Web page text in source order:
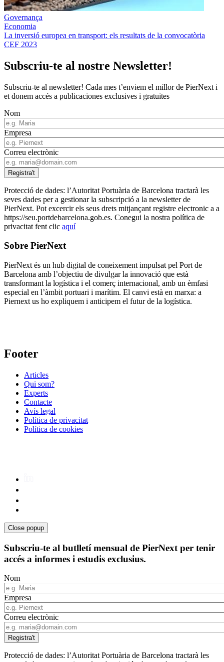
Governança
Economia
La inversió europea en transport: els resultats de la convocatòria
CEF 2023
Subscriu-te al nostre Newsletter!
Subscriu-te al newsletter! Cada mes t’enviem el millor de PierNext i
et donem accés a publicaciones exclusives i gratuites
Nom
Empresa
Correu electrònic
Protecció de dades: l’Autoritat Portuària de Barcelona tractarà les
seves dades per a gestionar la subscripció a la newsletter de
PierNext. Pot excercir els seus drets mitjançant registre electronic a a
https://seu.portdebarcelona.gob.es. Conegui la nostra política de
privacitat fent clic aquí
Sobre PierNext
PierNext és un hub digital de coneixement impulsat pel Port de
Barcelona amb l’objectiu de divulgar la innovació que està
transformant la logística i el comerç internacional, amb un èmfasi
especial en l’àmbit portuari i marítim. El canvi està en marxa: a
Piernext us ho expliquem i anticipem el futur de la logística.
Footer
Articles
Qui som?
Experts
Contacte
Avís legal
Política de privacitat
Política de cookies
Close popup
Subscriu-te al butlletí mensual de PierNext per tenir
accés a informes i estudis exclusius.
Nom
Empresa
Correu electrònic
Protecció de dades: l’Autoritat Portuària de Barcelona tractarà les